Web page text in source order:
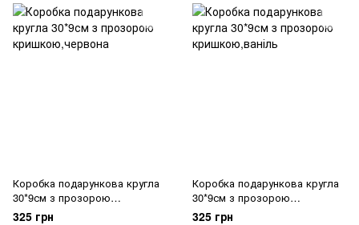
Коробка подарункова кругла
30*9см з прозорою
кришкою,червона
325 грн
Коробка подарункова кругла
30*9см з прозорою
кришкою,ваніль
325 грн